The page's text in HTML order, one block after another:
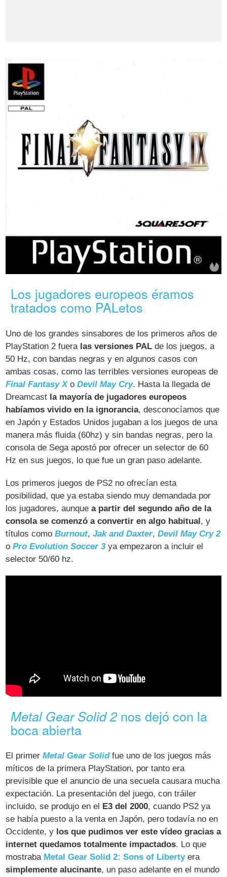
Los jugadores europeos éramos
tratados como PALetos
Uno de los grandes sinsabores de los primeros años de
PlayStation 2 fuera las versiones PAL de los juegos, a
50 Hz, con bandas negras y en algunos casos con
ambas cosas, como las terribles versiones europeas de
Final Fantasy XoDevil May Cry. Hasta la llegada de
Dreamcast la mayoría de jugadores europeos
habíamos vivido en la ignorancia, desconocíamos que
en Japón y Estados Unidos jugaban a los juegos de una
manera más fluida (60hz) y sin bandas negras, pero la
consola de Sega apostó por ofrecer un selector de 60
Hz en sus juegos, lo que fue un gran paso adelante.
Los primeros juegos de PS2 no ofrecían esta
posibilidad, que ya estaba siendo muy demandada por
los jugadores, aunquea partir del segundo año de la
consola se comenzó a convertir en algo habitual, y
títulos comoBurnout,Jak and Daxter,Devil May Cry 2
oPro Evolution Soccer 3ya empezaron a incluir el
selector 50/60 hz.
Metal Gear Solid 2nos dejó con la
boca abierta
El primerMetal Gear Solidfue uno de los juegos más
míticos de la primera PlayStation, por tanto era
previsible que el anuncio de una secuela causara mucha
expectación. La presentación del juego, con tráiler
incluido, se produjo en el
E3 del 2000, cuando PS2 ya
se había puesto a la venta en Japón, pero todavía no en
Occidente, y los que pudimos ver este vídeo gracias a
internet quedamos totalmente impactados. Lo que
mostraba Metal Gear Solid 2: Sons of Libertyera
simplemente alucinante, un paso adelante en el mundo